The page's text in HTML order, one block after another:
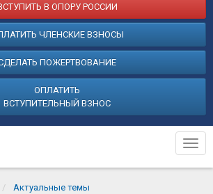
В ОПОРУ РОССИИ
ЧЛЕНСКИЕ ВЗНОСЫ
ПОЖЕРТВОВАНИЕ
ОПЛАТИТЬ
ВСТУПИТЕЛЬНЫЙ ВЗНОС
Актуальные темы